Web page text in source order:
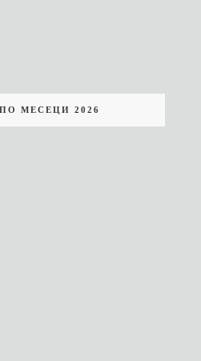
МЕСЕЦИ 2026